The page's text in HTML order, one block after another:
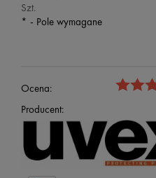
Szt.
* - Pole wymagane
Ocena:
Producent: